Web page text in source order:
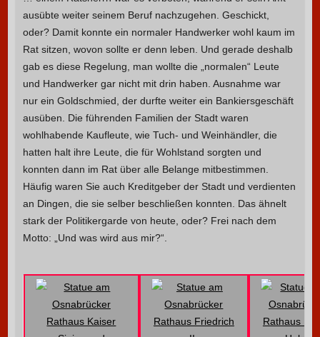
ausübte weiter seinem Beruf nachzugehen. Geschickt,
oder? Damit konnte ein normaler Handwerker wohl kaum im
Rat sitzen, wovon sollte er denn leben. Und gerade deshalb
gab es diese Regelung, man wollte die „normalen“ Leute
und Handwerker gar nicht mit drin haben. Ausnahme war
nur ein Goldschmied, der durfte weiter ein Bankiersgeschäft
ausüben. Die führenden Familien der Stadt waren
wohlhabende Kaufleute, wie Tuch- und Weinhändler, die
hatten halt ihre Leute, die für Wohlstand sorgten und
konnten dann im Rat über alle Belange mitbestimmen.
Häufig waren Sie auch Kreditgeber der Stadt und verdienten
an Dingen, die sie selber beschließen konnten. Das ähnelt
stark der Politikergarde von heute, oder? Frei nach dem
Motto: „Und was wird aus mir?“.